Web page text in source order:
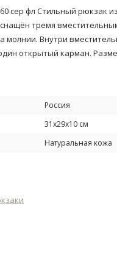
сер фл Стильный рюкзак
тремя
молнии. Внутри
открытый карман.
Россия
31х29х10 см
Натуральная кожа